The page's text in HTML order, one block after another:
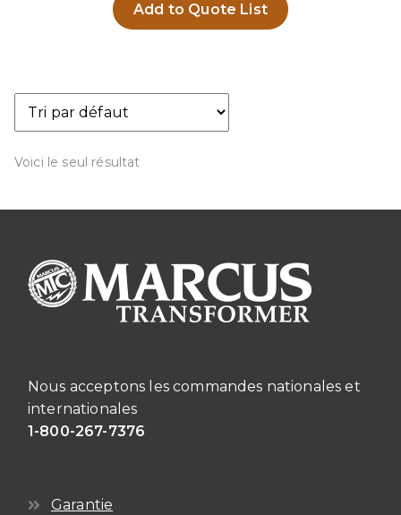
Add to Quote List
Voici le seul résultat
Nous acceptons les commandes nationales et
internationales
1-800-267-7376
Garantie